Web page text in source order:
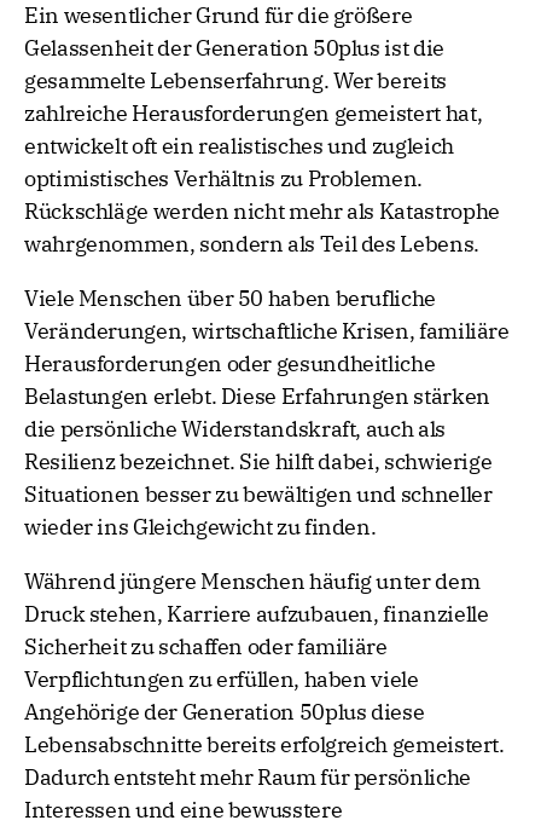
Ein wesentlicher Grund für die größere
Gelassenheit der Generation 50plus ist die
gesammelte Lebenserfahrung. Wer bereits
zahlreiche Herausforderungen gemeistert hat,
entwickelt oft ein realistisches und zugleich
optimistisches Verhältnis zu Problemen.
Rückschläge werden nicht mehr als Katastrophe
wahrgenommen, sondern als Teil des Lebens.
Viele Menschen über 50 haben berufliche
Veränderungen, wirtschaftliche Krisen, familiäre
Herausforderungen oder gesundheitliche
Belastungen erlebt. Diese Erfahrungen stärken
die persönliche Widerstandskraft, auch als
Resilienz bezeichnet. Sie hilft dabei, schwierige
Situationen besser zu bewältigen und schneller
wieder ins Gleichgewicht zu finden.
Während jüngere Menschen häufig unter dem
Druck stehen, Karriere aufzubauen, finanzielle
Sicherheit zu schaffen oder familiäre
Verpflichtungen zu erfüllen, haben viele
Angehörige der Generation 50plus diese
Lebensabschnitte bereits erfolgreich gemeistert.
Dadurch entsteht mehr Raum für persönliche
Interessen und eine bewusstere